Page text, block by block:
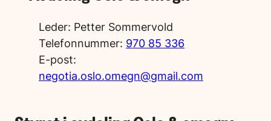
Leder: Petter Sommervold
Telefonnummer: 970 85 336
E-post:
negotia.oslo.omegn@gmail.com